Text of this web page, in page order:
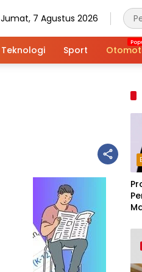
Jumat, 7 Agustus 2026
Teknologi Sport